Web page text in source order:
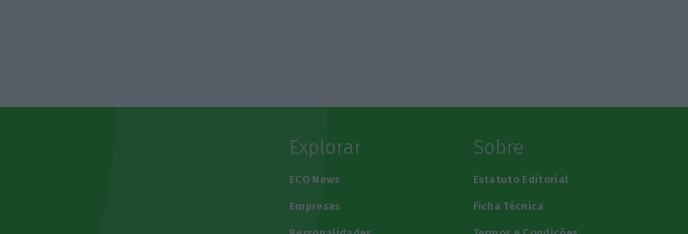
Explorar
ECO News
Empresas
Sobre
Estatuto Editorial
Ficha Técnica